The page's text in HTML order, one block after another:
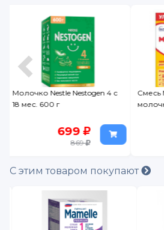
Смесь Малютка 4, детское
молочко 600 г
655
771
С этим товаром покупают